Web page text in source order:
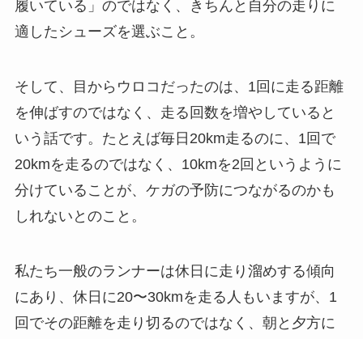
履いている」のではなく、きちんと自分の走りに
適したシューズを選ぶこと。
そして、目からウロコだったのは、1回に走る距離
を伸ばすのではなく、走る回数を増やしていると
いう話です。たとえば毎日20km走るのに、1回で
20kmを走るのではなく、10kmを2回というように
分けていることが、ケガの予防につながるのかも
しれないとのこと。
私たち一般のランナーは休日に走り溜めする傾向
にあり、休日に20〜30kmを走る人もいますが、1
回でその距離を走り切るのではなく、朝と夕方に